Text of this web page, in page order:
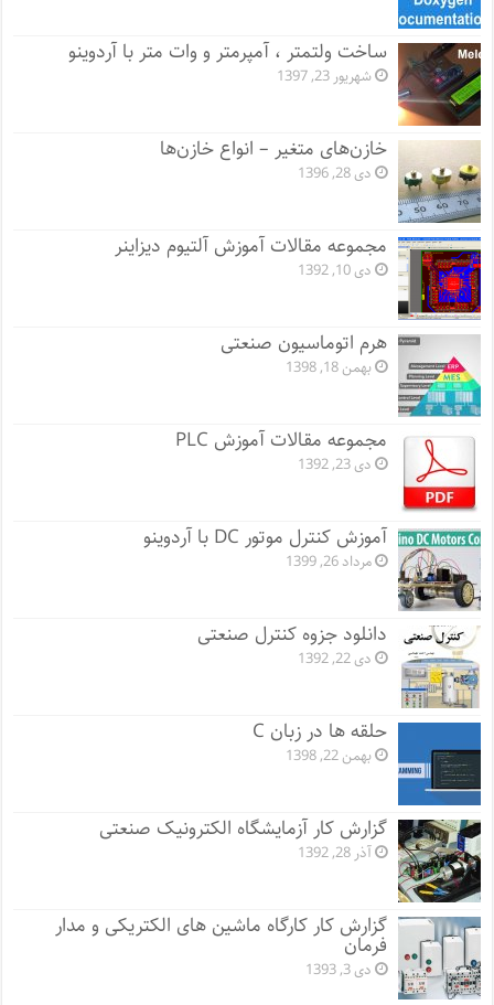
ساخت ولتمتر ، آمپرمتر و وات متر با آردوینو
شهریور 23, 1397
خازن‌های متغیر – انواع خازن‌ها
دی 28, 1396
مجموعه مقالات آموزش آلتیوم دیزاینر
دی 10, 1392
هرم اتوماسیون صنعتی
بهمن 18, 1398
مجموعه مقالات آموزش PLC
دی 23, 1392
آموزش کنترل موتور DC با آردوینو
مرداد 26, 1399
دانلود جزوه کنترل صنعتی
دی 22, 1392
حلقه ها در زبان C
بهمن 22, 1398
گزارش کار آزمایشگاه الکترونیک صنعتی
آذر 28, 1392
گزارش کار کارگاه ماشین های الکتریکی و مدار
فرمان
دی 3, 1393